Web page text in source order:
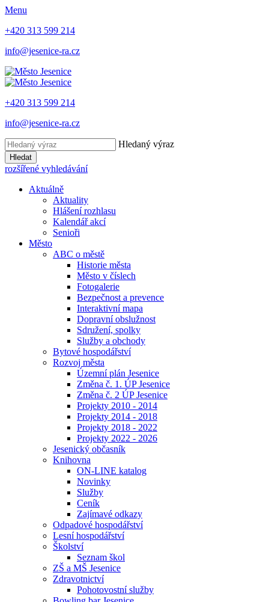
Menu
+420 313 599 214
info@jesenice-ra.cz
+420 313 599 214
info@jesenice-ra.cz
Hledaný výraz
Hledat
rozšířené vyhledávání
Aktuálně
Aktuality
Hlášení rozhlasu
Kalendář akcí
Senioři
Město
ABC o městě
Historie města
Město v číslech
Fotogalerie
Bezpečnost a prevence
Interaktivní mapa
Dopravní obslužnost
Sdružení, spolky
Služby a obchody
Bytové hospodářství
Rozvoj města
Územní plán Jesenice
Změna č. 1. ÚP Jesenice
Změna č. 2 ÚP Jesenice
Projekty 2010 - 2014
Projekty 2014 - 2018
Projekty 2018 - 2022
Projekty 2022 - 2026
Jesenický občasník
Knihovna
ON-LINE katalog
Novinky
Služby
Ceník
Zajímavé odkazy
Odpadové hospodářství
Lesní hospodářství
Školství
Seznam škol
ZŠ a MŠ Jesenice
Zdravotnictví
Pohotovostní služby